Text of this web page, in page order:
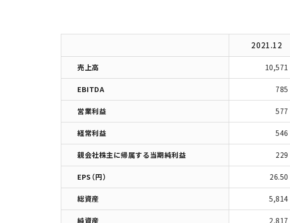
2021.12
売上高 10,571
EBITDA 785
営業利益 577
経常利益 546
親会社株主に帰属する当期純利益 229
EPS（円） 26.50
総資産 5,814
純資産 2,817